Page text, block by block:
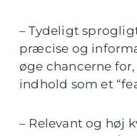
– Tydeligt
præcise og
øge chancerne
indhold som et
– Relevant og høj